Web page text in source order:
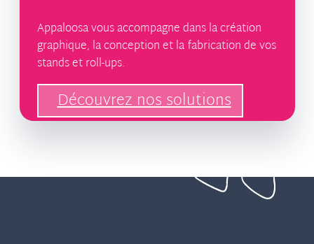
Appaloosa vous accompagne dans la création
graphique, la conception et la fabrication de vos
stands et roll-ups.
Découvrez nos solutions